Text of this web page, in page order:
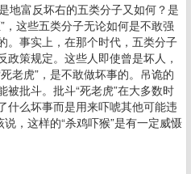
地富反坏右的五类分子又如何？是
，这些五类分子无论如何是不敢强
。事实上，在那个时代，五类分子
策规定。这些人即使曾是坏人，
老虎”，是不敢做坏事的。吊诡的
批斗。批斗“死老虎”在大多数时
什么坏事而是用来吓唬其他可能违
，这样的“杀鸡吓猴”是有一定威慑